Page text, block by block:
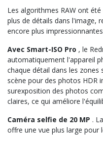
Les algorithmes RAW ont
plus de détails dans l'image,
encore plus
Avec Smart-ISO Pro , le
automatiquement l'appareil
chaque détail dans les
scène pour des photos HDR
surexposition des photos
claires, ce qui améliore
Caméra selfie de 20 MP .
offre une vue plus large pour